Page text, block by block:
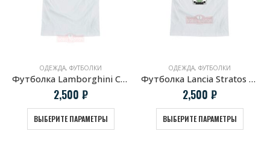
ОДЕЖДА, ФУТБОЛКИ
Футболка Lamborghini Countach 1988
2,500 ₽
ВЫБЕРИТЕ ПАРАМЕТРЫ
ОДЕЖДА, ФУТБОЛКИ
Футболка Lancia Stratos HF белая
2,500 ₽
ВЫБЕРИТЕ ПАРАМЕТРЫ